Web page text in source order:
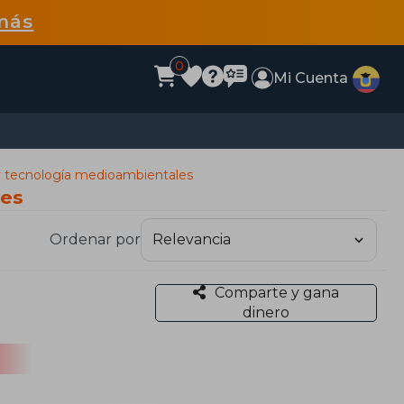
0
Mi Cuenta
tecnología medioambientales
Ordenar por
Comparte y gana
dinero